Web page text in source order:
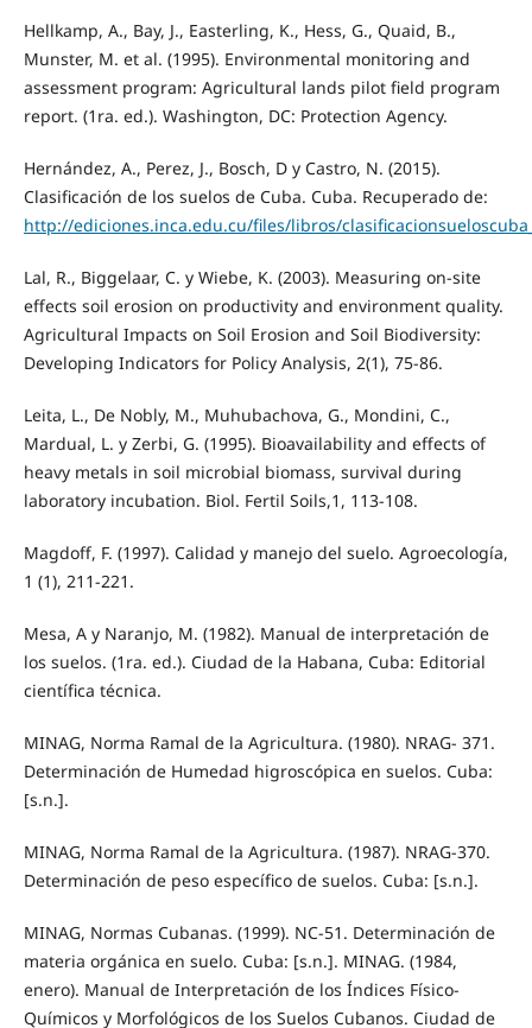
Hellkamp, A., Bay, J., Easterling, K., Hess, G., Quaid, B.,
Munster, M. et al. (1995). Environmental monitoring and
assessment program: Agricultural lands pilot field program
report. (1ra. ed.). Washington, DC: Protection Agency.
Hernández, A., Perez, J., Bosch, D y Castro, N. (2015).
Clasificación de los suelos de Cuba. Cuba. Recuperado de:
http://ediciones.inca.edu.cu/files/libros/
Lal, R., Biggelaar, C. y Wiebe, K. (2003). Measuring on-site
effects soil erosion on productivity and environment quality.
Agricultural Impacts on Soil Erosion and Soil Biodiversity:
Developing Indicators for Policy Analysis, 2(1), 75-86.
Leita, L., De Nobly, M., Muhubachova, G., Mondini, C.,
Mardual, L. y Zerbi, G. (1995). Bioavailability and effects of
heavy metals in soil microbial biomass, survival during
laboratory incubation. Biol. Fertil Soils,1, 113-108.
Magdoff, F. (1997). Calidad y manejo del suelo. Agroecología,
1 (1), 211-221.
Mesa, A y Naranjo, M. (1982). Manual de interpretación de
los suelos. (1ra. ed.). Ciudad de la Habana, Cuba: Editorial
científica técnica.
MINAG, Norma Ramal de la Agricultura. (1980). NRAG- 371.
Determinación de Humedad higroscópica en suelos. Cuba:
[s.n.].
MINAG, Norma Ramal de la Agricultura. (1987). NRAG-370.
Determinación de peso específico de suelos. Cuba: [s.n.].
MINAG, Normas Cubanas. (1999). NC-51. Determinación de
materia orgánica en suelo. Cuba: [s.n.]. MINAG. (1984,
enero). Manual de Interpretación de los Índices Físico-
Químicos y Morfológicos de los Suelos Cubanos. Ciudad de